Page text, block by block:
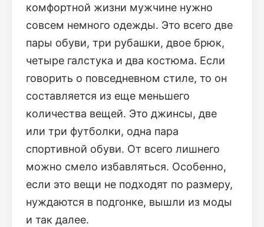
комфортной жизни мужчине нужно
совсем немного одежды. Это всего две
пары обуви, три рубашки, двое брюк,
четыре галстука и два костюма. Если
говорить о повседневном стиле, то он
составляется из еще меньшего
количества вещей. Это джинсы, две
или три футболки, одна пара
спортивной обуви. От всего лишнего
можно смело избавляться. Особенно,
если это вещи не подходят по размеру,
нуждаются в подгонке, вышли из моды
и так далее.